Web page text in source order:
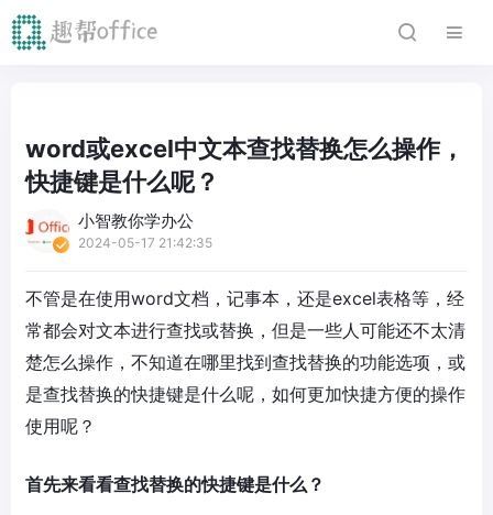
word或excel中文本查找替换怎么操作，
快捷键是什么呢？
小智教你学办公
2024-05-17 21:42:35
不管是在使用word文档，记事本，还是excel表格等，经
常都会对文本进行查找或替换，但是一些人可能还不太清
楚怎么操作，不知道在哪里找到查找替换的功能选项，或
是查找替换的快捷键是什么呢，如何更加快捷方便的操作
使用呢？
首先来看看查找替换的快捷键是什么？